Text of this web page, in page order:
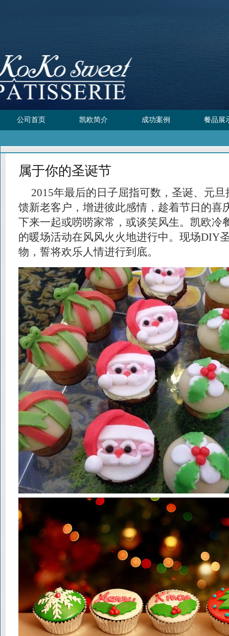
公司首页 凯欧简介 成功案例 餐品展
属于你的圣诞节
2015年最后的日子屈指可数，圣诞、元旦
馈新老客户，增进彼此感情，趁着节日的喜
下来一起或唠唠家常，或谈笑风生。凯欧冷
的暖场活动在风风火火地进行中。现场DIY
物，誓将欢乐人情进行到底。